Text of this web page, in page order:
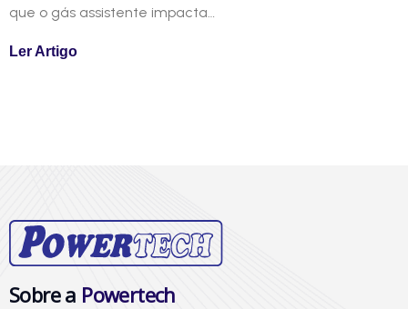
que o gás assistente impacta…
Ler Artigo
Sobre a Powertech